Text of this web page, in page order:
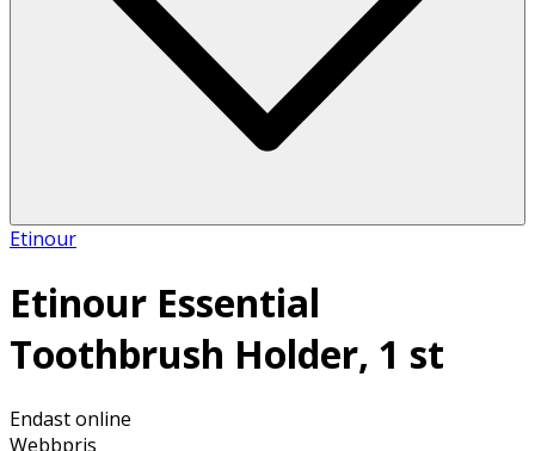
Etinour
Etinour Essential
Toothbrush Holder, 1 st
Endast online
Webbpris